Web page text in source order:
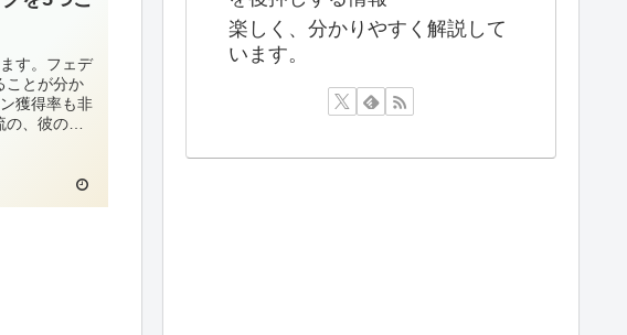
す。フェデ
ことが分か
獲得率も非
、彼の厳
楽しく、分かりやすく解説して
います。